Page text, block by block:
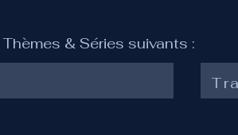
& Séries suivants :